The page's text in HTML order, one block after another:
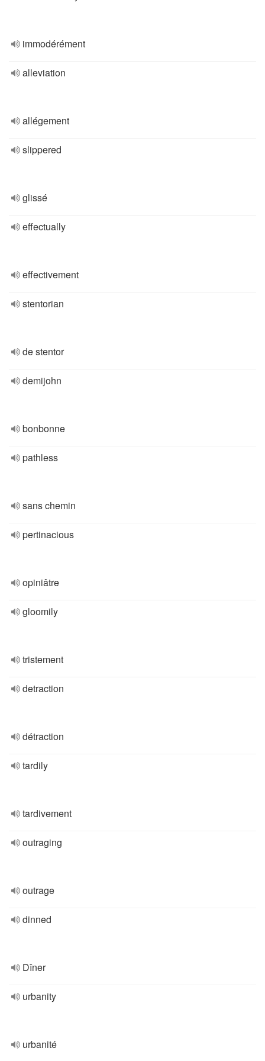
immodérément
alleviation
allégement
slippered
glissé
effectually
effectivement
stentorian
de stentor
demijohn
bonbonne
pathless
sans chemin
pertinacious
opiniâtre
gloomily
tristement
detraction
détraction
tardily
tardivement
outraging
outrage
dinned
Dîner
urbanity
urbanité